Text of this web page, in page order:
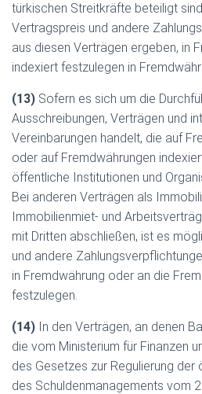
türkischen Streitkräfte beteiligt
Vertragspreis und andere
aus diesen Verträgen ergeben, in
indexiert festzulegen in
(13) Sofern es sich um die
Ausschreibungen, Verträgen und
Vereinbarungen handelt, die auf
oder auf Fremdwährungen
öffentliche Institutionen und
Bei anderen Verträgen als
Immobilienmiet- und
mit Dritten abschließen, ist es
und andere
in Fremdwährung oder an die
festzulegen.
(14) In den Verträgen, an denen
die vom Ministerium für Finanzen
des Gesetzes zur Regulierung der
des Schuldenmanagements vom